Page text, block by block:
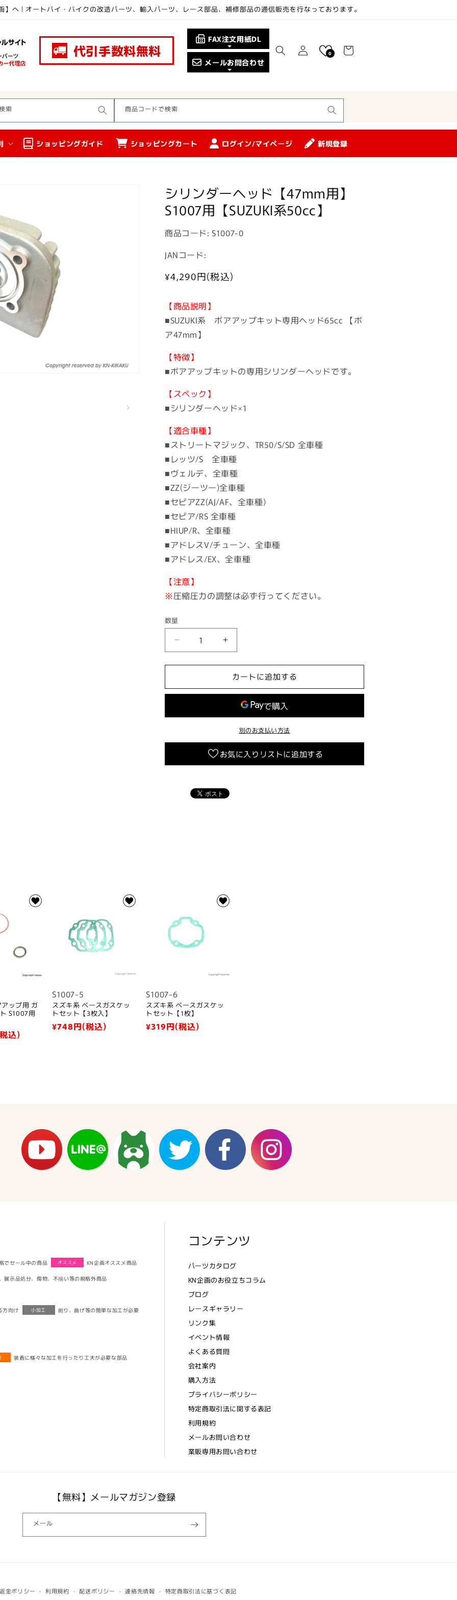
へ | オートバイ・バイクの改造パーツ、輸入パーツ、レース部品、補修部品の通信販売を行なっております。
代引手数料無料
FAX注文用紙DL
メールお問合わせ
ロ
グ
0
ー
索 商品コードで検索
ショッピングガイド ショッピングカート ログイン/マイページ 新規登録
シリンダーヘッド【47mm用】
S1007用【SUZUKI系50cc】
商品コード:商
ー
S1007-0
JANコード:
通
価
格
¥4,290円(税込)
【商品説明】
■SUZUKI系 ボアアップキット専用ヘッド65cc 【ボ
ア47mm】
【特徴】
■ボアアップキットの専用シリンダーヘッドです。
【スペック】
■シリンダーヘッド×1
【適合車種】
■ストリートマジック、TR50/S/SD 全車種
■レッツ/S 全車種
■ヴェルデ、全車種
■ZZ(ジーツー)全車種
■セピアZZ(AJ/AF、全車種)
■セピア/RS 全車種
■HIUP/R、全車種
■アドレスV/チューン、全車種
■アドレス/EX、全車種
【注意】
※圧縮圧力の調整は必ず行ってください。
数量
ー
ッ
【47mm
S1007
【SUZUKI
シ
ダ
ー
ッ
【47mm
用】
S1007
【SUZUKI
す
カートに追加する
別のお支払い方法
お気に入りリストに追加する
ップ用 ガ
S1007用
込)
S1007-5
スズキ系 ベースガスケッ
トセット【3枚入】
通
¥748円(税込)
S1007-6
スズキ系 ベースガスケッ
トセット【1枚】
通
¥319円(税込)
でセール中の商品 オススメ KN企画オススメ商品
展示品処分、傷物、不揃い等の規格外商品
方向け 小加工 削り、曲げ等の簡単な加工が必要
装着に様々な加工を行ったり工夫が必要な部品
コンテンツ
パーツカタログ
KN企画のお役立ちコラム
ブログ
レースギャラリー
リンク集
イベント情報
よくある質問
会社案内
購入方法
プライバシーポリシー
特定商取引法に関する表記
利用規約
メールお問い合わせ
業販専用お問い合わせ
【無料】メールマガジン登録
メール
返金ポリシー 利用規約 配送ポリシー 連絡先情報 特定商取引法に基づく表記